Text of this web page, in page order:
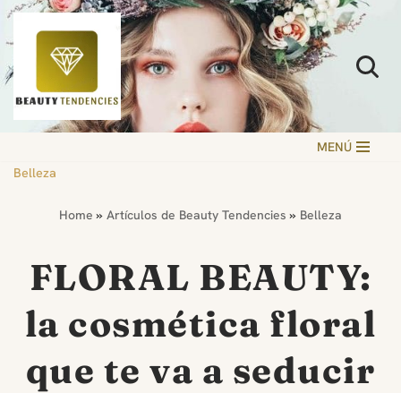
Saltar
contenido
MENÚ
Belleza
Home » Artículos de Beauty Tendencies » Belleza
FLORAL BEAUTY:
la cosmética floral
que te va a seducir